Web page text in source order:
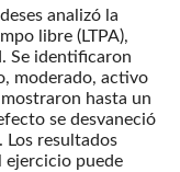
analizó la
libre (LTPA),
Se identificaron
moderado, activo
hasta un
se desvaneció
Los resultados
ejercicio puede